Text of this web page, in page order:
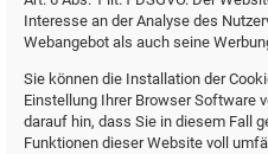
Interesse an der Analyse des
Webangebot als auch seine
Sie können die Installation der
Einstellung Ihrer Browser Software
darauf hin, dass Sie in diesem Fall
Funktionen dieser Website voll